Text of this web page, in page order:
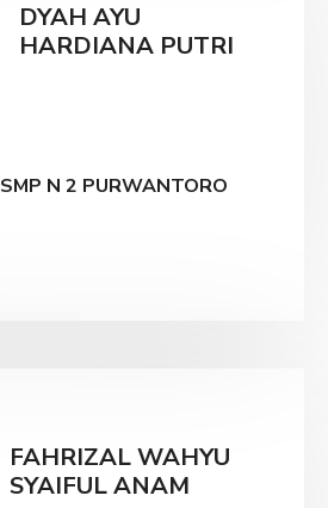
DYAH AYU
HARDIANA PUTRI
SMP N 2 PURWANTORO
FAHRIZAL WAHYU
SYAIFUL ANAM